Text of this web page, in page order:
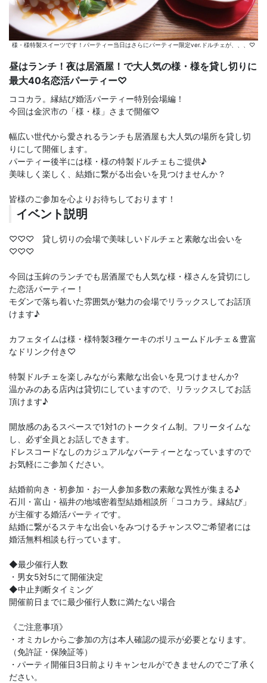
様・様特製スイーツです！パーティー当日はさらにパーティー限定ver.ドルチェが、、、♡
昼はランチ！夜は居酒屋！で大人気の様・様を貸し切りに
最大40名恋活パーティー♡
ココカラ。縁結び婚活パーティー特別会場編！
今回は金沢市の「様・様」さまで開催♡
幅広い世代から愛されるランチも居酒屋も大人気の場所を貸し切
りにして開催します。
パーティー後半には様・様の特製ドルチェもご提供♪
美味しく楽しく、結婚に繋がる出会いを見つけませんか？
皆様のご参加を心よりお待ちしております！
イベント説明
♡♡♡ 貸し切りの会場で美味しいドルチェと素敵な出会いを
♡♡♡
今回は玉鉾のランチでも居酒屋でも人気な様・様さんを貸切にし
た恋活パーティー！
モダンで落ち着いた雰囲気が魅力の会場でリラックスしてお話頂
けます♪
カフェタイムは様・様特製3種ケーキのボリュームドルチェ＆豊富
なドリンク付き♡
特製ドルチェを楽しみながら素敵な出会いを見つけませんか?
温かみのある店内は貸切にしていますので、リラックスしてお話
頂けます♪
開放感のあるスペースで1対1のトークタイム制。フリータイムな
し、必ず全員とお話しできます。
ドレスコードなしのカジュアルなパーティーとなっていますので
お気軽にご参加ください。
結婚前向き・初参加・お一人参加多数の素敵な異性が集まる♪
石川・富山・福井の地域密着型結婚相談所「ココカラ。縁結び」
が主催する婚活パーティです。
結婚に繋がるステキな出会いをみつけるチャンス♡ご希望者には
婚活無料相談も行っています。
◆最少催行人数
・男女5対5にて開催決定
◆中止判断タイミング
開催前日までに最少催行人数に満たない場合
《ご注意事項》
・オミカレからご参加の方は本人確認の提示が必要となります。
（免許証・保険証等）
・パーティ開催日3日前よりキャンセルができませんのでご了承く
ださい。